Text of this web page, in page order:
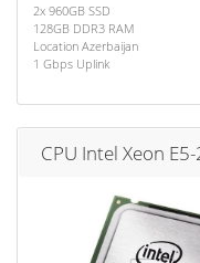
2x 960GB SSD
128GB DDR3 RAM
Location Azerbaijan
1 Gbps Uplink
CPU Intel Xeon